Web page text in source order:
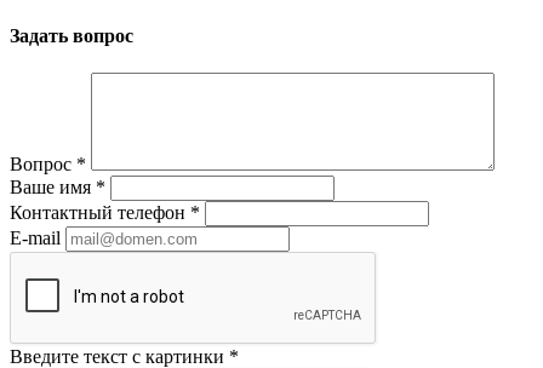
Задать вопрос
Вопрос *
Ваше имя *
Контактный телефон *
E-mail
Введите текст с картинки *